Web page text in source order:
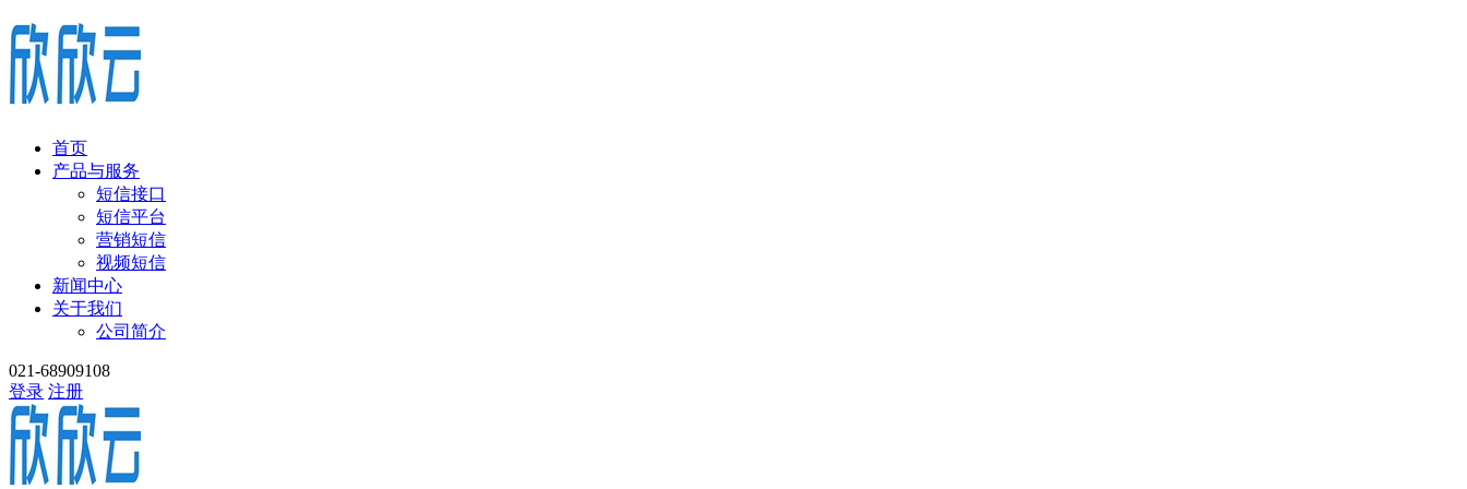
首页
产品与服务
短信接口
短信平台
营销短信
视频短信
新闻中心
关于我们
公司简介
021-68909108
登录 注册